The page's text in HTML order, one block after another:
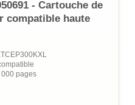
- Cartouche de
compatible haute
pages